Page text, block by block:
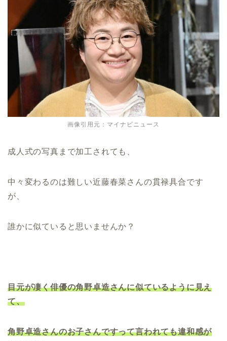
画像引用元：マイナビニュース
成人式の写真まで加工されても、
中々変わるのは難しい近藤春菜さんの貫禄具合です
が、
誰かに似ていると思いませんか？
目元が凄く俳優の角野卓造さんに似ているように見え
て、
角野卓造さんのお子さんですって言われても違和感が